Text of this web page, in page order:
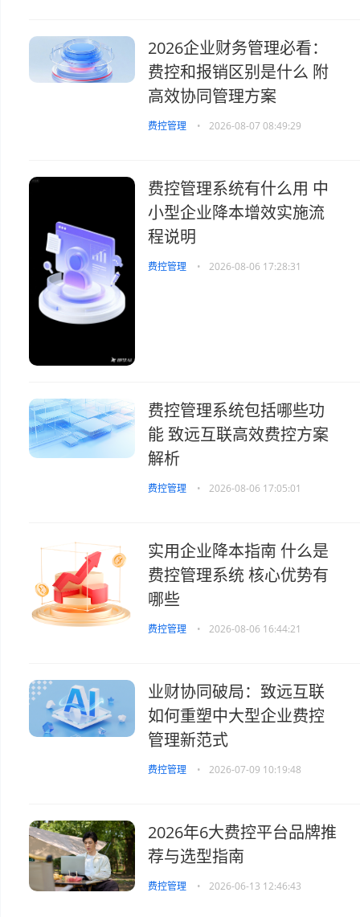
2026企业财务管理必看：
费控和报销区别是什么 附
高效协同管理方案
费控管理 • 2026-08-07 08:49:29
费控管理系统有什么用 中
小型企业降本增效实施流
程说明
费控管理 • 2026-08-06 17:28:31
费控管理系统包括哪些功
能 致远互联高效费控方案
解析
费控管理 • 2026-08-06 17:05:01
实用企业降本指南 什么是
费控管理系统 核心优势有
哪些
费控管理 • 2026-08-06 16:44:21
业财协同破局：致远互联
如何重塑中大型企业费控
管理新范式
费控管理 • 2026-07-09 10:19:48
2026年6大费控平台品牌推
荐与选型指南
费控管理 • 2026-06-13 12:46:43